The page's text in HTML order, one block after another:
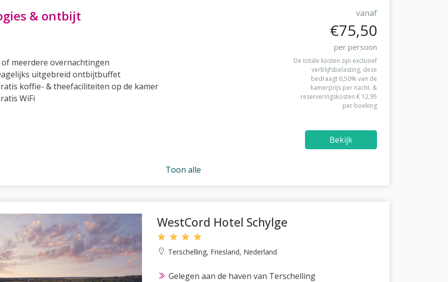
& ontbijt vanaf
€75,50
per persoon
of meerdere overnachtingen
uitgebreid ontbijtbuffet
koffie- & theefaciliteiten op de kamer
WiFi
De totale kosten zijn exclusief
verblijfsbelasting, deze
bedraagt 6,50% van de
kamerprijs per nacht. &
reserveringskosten € 12,95
per boeking
Bekijk
Toon alle
WestCord Hotel Schylge
Terschelling, Friesland, Nederland
Gelegen aan de haven van Terschelling